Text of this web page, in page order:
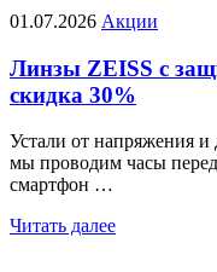
01.07.2026 Акции
Линзы ZEISS с
скидка 30%
Устали от напряжения
мы проводим часы
смартфон …
Читать далее